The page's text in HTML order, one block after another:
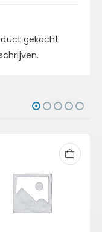
gekocht